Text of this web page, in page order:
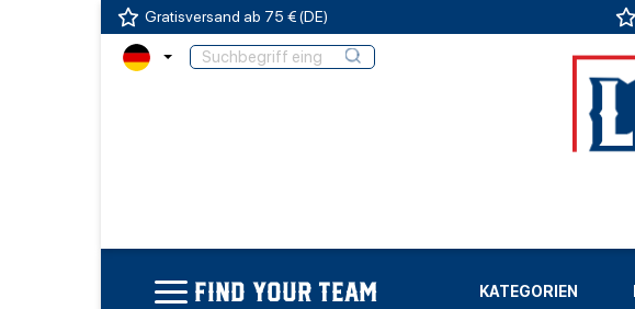
Gratisversand ab 75 € (DE)
FIND YOUR TEAM KATEGORIEN